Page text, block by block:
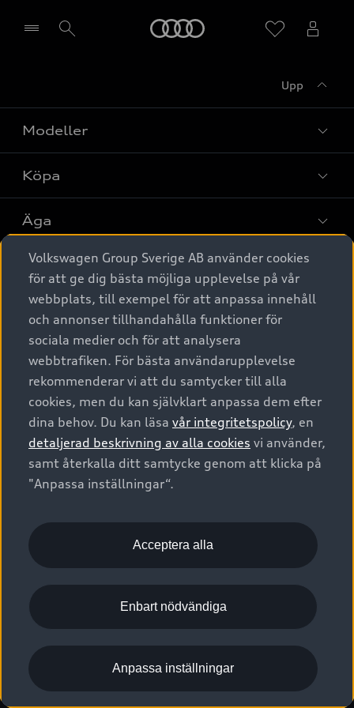
Upp
Modeller
Alla modeller
Elbilar
A6 modellerna
SUV
Avant
Audi Sport
Köpa
Privaterbjudanden
Privatleasing
Nya bilar i lager
Begagnade bilar i lager
Audi approved :plus - så gott som nya
Finansiering
Audi exclusive
Provkörning
Äga
Service & tillbehör
Audi digital services
Originaltillbehör - köp online
Garantier
Försäkring
Digitala manualer för din Audi
Audi Collection – livsstilsartiklar
Vanliga frågor
2G/3G nätet stängs ned - Hur påverkas min bil av detta?
Tjänstebil
Tjänstebil
Business lease online
Företagsleasing
Om Audi Sverige
Kontakta oss
Audi Återförsäljare/-serviceverkstad
myAudi
Pressmeddelanden
Nyhetsbrev
Vårt hållbarhetsarbete
Lediga tjänster huvudkontor
Lediga tjänster hos Audi Återförsäljare
Kommentar till mediauppgifter om dataläcka
© 2026 AUDI SVERIGE. All Rights Reserved.
Utgivare Juridiskt
Juridiskt Audi AG
Juridiskt Audi Digital Giveaway
Anpassa inställningar för cookies
Visselblåsarkanaler
Volkswagen Group Sverige AB använder cookies
för att ge dig bästa möjliga upplevelse på vår
webbplats, till exempel för att anpassa innehåll
och annonser tillhandahålla funktioner för
sociala medier och för att analysera
webbtrafiken. För bästa användarupplevelse
rekommenderar vi att du samtycker till alla
cookies, men du kan självklart anpassa dem efter
dina behov. Du kan läsa vår integritetspolicy, en
detaljerad beskrivning av alla cookies vi använder,
samt återkalla ditt samtycke genom att klicka på
"Anpassa inställningar“.
Acceptera alla
Enbart nödvändiga
Anpassa inställningar